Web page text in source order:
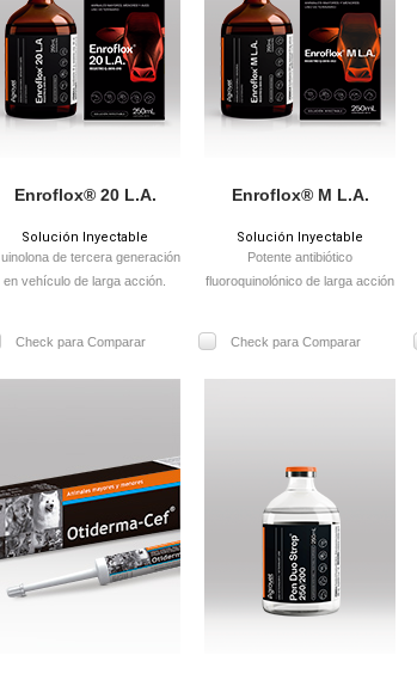
Enroflox® 20 L.A.
Solución Inyectable
de tercera generación
en vehículo de larga acción.
Enroflox® M L.A.
Solución Inyectable
Potente antibiótico
fluoroquinolónico de larga acción
Check para Comparar Check para Comparar